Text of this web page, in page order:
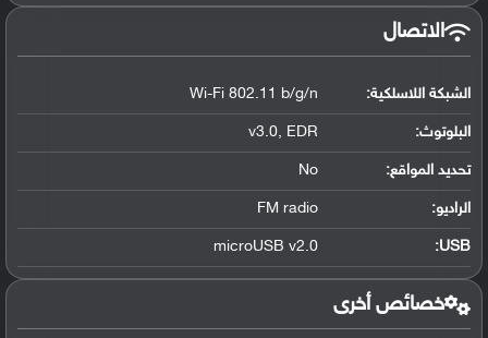
الاتصال
الشبكة اللاسلكية: Wi-Fi 802.11 b/g/n
البلوتوث:
v3.0, EDR
تحديد المواقع:
No
الراديو: FM radio
USB
:
microUSB v2.0
خصائص أخرى